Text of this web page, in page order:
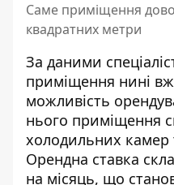
Саме приміщення
квадратних метри
За даними
приміщення нині
можливість
нього приміщення
холодильних камер
Орендна ставка
на місяць, що